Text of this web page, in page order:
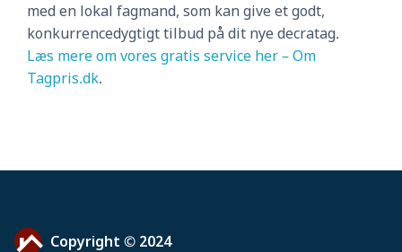
med en lokal fagmand, som kan give et godt,
konkurrencedygtigt tilbud på dit nye decratag.
Læs mere om vores gratis service her – Om
Tagpris.dk.
Copyright © 2024